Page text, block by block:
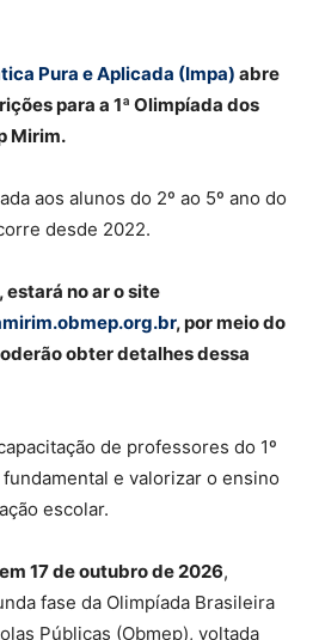
Pura e Aplicada (Impa) abre
para a 1ª Olimpíada dos
Mirim.
aos alunos do 2º ao 5º ano do
desde 2022.
no ar o site
, por meio do
obter detalhes dessa
de professores do 1º
e valorizar o ensino
escolar.
17 de outubro de 2026,
fase da Olimpíada Brasileira
Públicas (Obmep), voltada